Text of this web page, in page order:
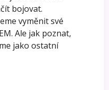
bojovat.
vyměnit své
Ale jak poznat,
jako ostatní